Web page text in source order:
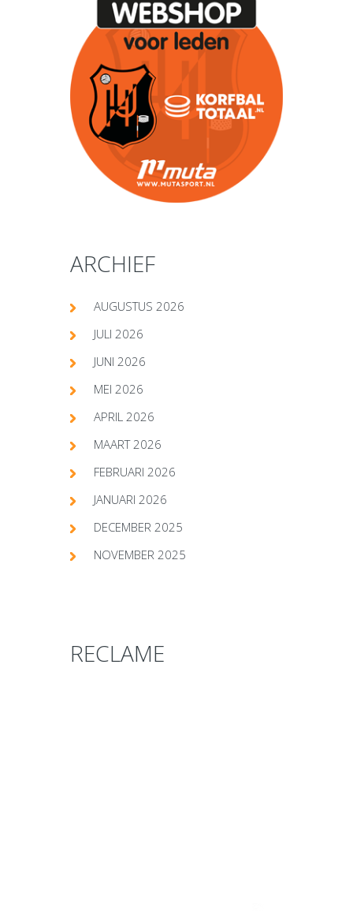
ARCHIEF
AUGUSTUS 2026
JULI 2026
JUNI 2026
MEI 2026
APRIL 2026
MAART 2026
FEBRUARI 2026
JANUARI 2026
DECEMBER 2025
NOVEMBER 2025
RECLAME